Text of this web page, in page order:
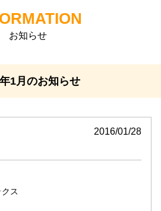
お知らせ
1月のお知らせ
2016/01/28
ス